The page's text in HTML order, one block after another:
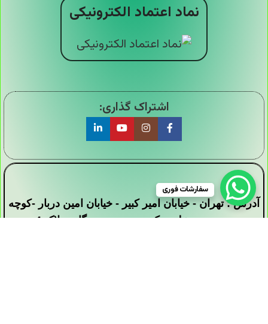
نماد اعتماد الکترونیکی
اشتراک گذاری:
آدرس : تهران - خیابان امیر کبیر - خیابان امین دربار -کوچه
سید محمد علی - کوچه بیست دستگاه - پلاک 4
سفارشات فوری